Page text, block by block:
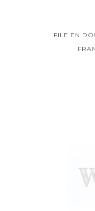
FILE EN